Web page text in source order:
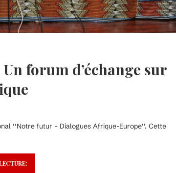
forum d’échange sur
‘‘Notre futur – Dialogues Afrique-Europe’’. Cette